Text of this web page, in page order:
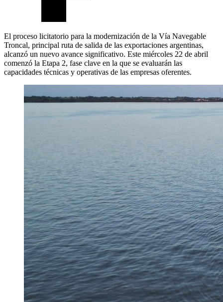
El proceso licitatorio para la modernización de la Vía Navegable
Troncal, principal ruta de salida de las exportaciones argentinas,
alcanzó un nuevo avance significativo. Este miércoles 22 de abril
comenzó la Etapa 2, fase clave en la que se evaluarán las
capacidades técnicas y operativas de las empresas oferentes.